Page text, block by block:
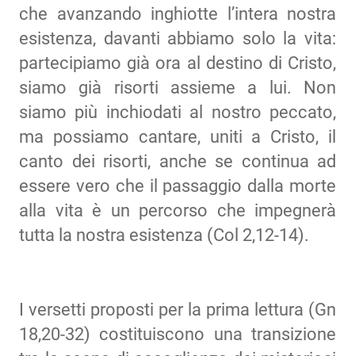
che avanzando inghiotte l’intera nostra
esistenza, davanti abbiamo solo la vita:
partecipiamo già ora al destino di Cristo,
siamo già risorti assieme a lui. Non
siamo più inchiodati al nostro peccato,
ma possiamo cantare, uniti a Cristo, il
canto dei risorti, anche se continua ad
essere vero che il passaggio dalla morte
alla vita è un percorso che impegnerà
tutta la nostra esistenza (Col 2,12-14).
I versetti proposti per la prima lettura (Gn
18,20-32) costituiscono una transizione